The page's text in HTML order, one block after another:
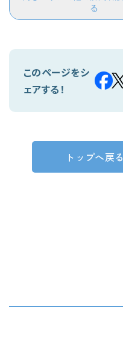
る
このページをシ
ェアする！
トップへ戻る